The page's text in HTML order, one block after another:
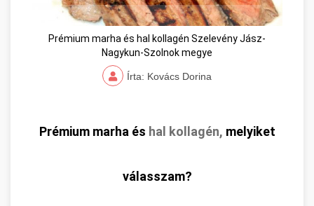
Prémium marha és hal kollagén Szelevény Jász-
Nagykun-Szolnok megye
Írta: Kovács Dorina
Prémium marha és hal kollagén, melyiket
válasszam?